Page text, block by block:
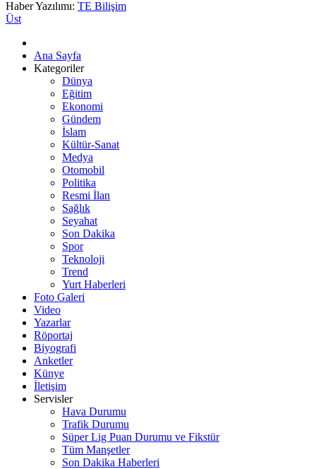
Haber Yazılımı: TE Bilişim
Üst
Ana Sayfa
Kategoriler
Dünya
Eğitim
Ekonomi
Gündem
İslam
Kültür-Sanat
Medya
Otomobil
Politika
Resmi İlan
Sağlık
Seyahat
Son Dakika
Spor
Teknoloji
Trend
Yurt Haberleri
Foto Galeri
Video
Yazarlar
Röportaj
Biyografi
Anketler
Künye
İletişim
Servisler
Hava Durumu
Trafik Durumu
Süper Lig Puan Durumu ve Fikstür
Tüm Manşetler
Son Dakika Haberleri